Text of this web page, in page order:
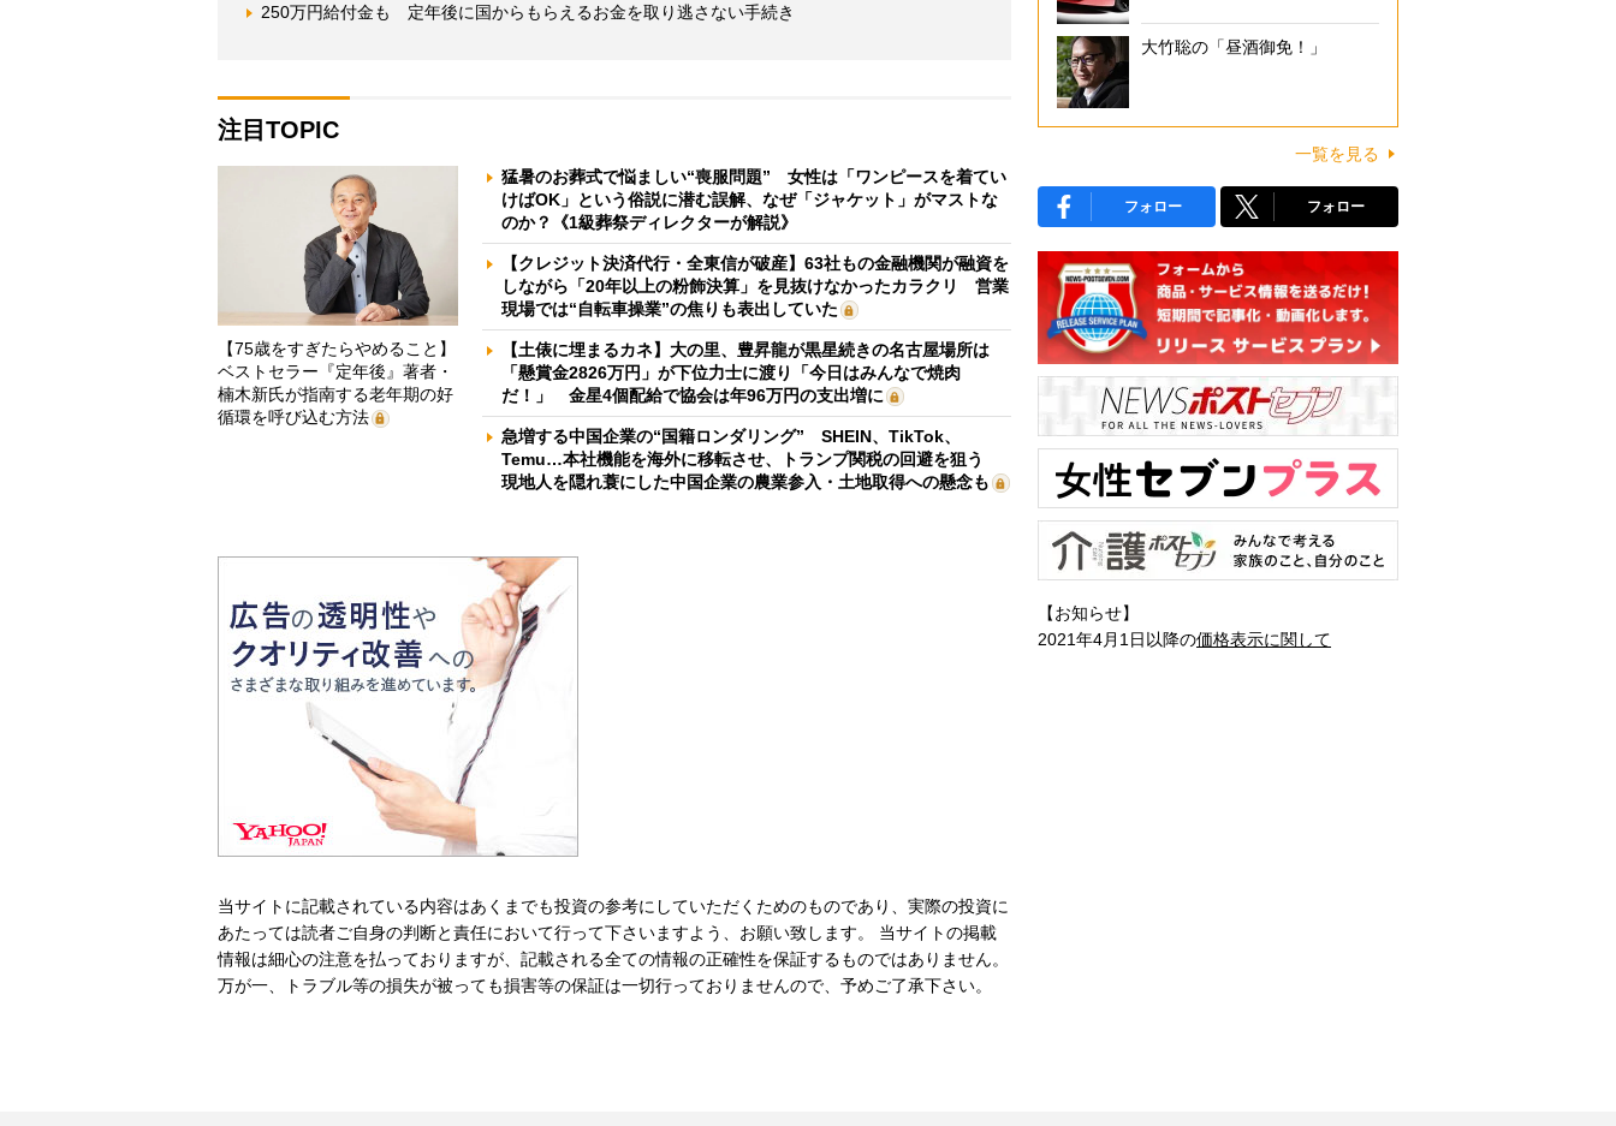
250万円給付金も 定年後に国からもらえるお金を取り逃さない手続き
注目TOPIC
【75歳をすぎたらやめること】
ベストセラー『定年後』著者・
楠木新氏が指南する老年期の好
循環を呼び込む方法
猛暑のお葬式で悩ましい“喪服問題” 女性は「ワンピースを着てい
けばOK」という俗説に潜む誤解、なぜ「ジャケット」がマストな
のか？《1級葬祭ディレクターが解説》
【クレジット決済代行・全東信が破産】63社もの金融機関が融資を
しながら「20年以上の粉飾決算」を見抜けなかったカラクリ 営業
現場では“自転車操業”の焦りも表出していた
【土俵に埋まるカネ】大の里、豊昇龍が黒星続きの名古屋場所は
「懸賞金2826万円」が下位力士に渡り「今日はみんなで焼肉
だ！」 金星4個配給で協会は年96万円の支出増に
急増する中国企業の“国籍ロンダリング” SHEIN、TikTok、
Temu…本社機能を海外に移転させ、トランプ関税の回避を狙う
現地人を隠れ蓑にした中国企業の農業参入・土地取得への懸念も
当サイトに記載されている内容はあくまでも投資の参考にしていただくためのものであり、実際の投資に
あたっては読者ご自身の判断と責任において行って下さいますよう、お願い致します。 当サイトの掲載
情報は細心の注意を払っておりますが、記載される全ての情報の正確性を保証するものではありません。
万が一、トラブル等の損失が被っても損害等の保証は一切行っておりませんので、予めご了承下さい。
大竹聡の「昼酒御免！」
一覧を見る
フォロー フォロー
【お知らせ】
2021年4月1日以降の価格表示に関して